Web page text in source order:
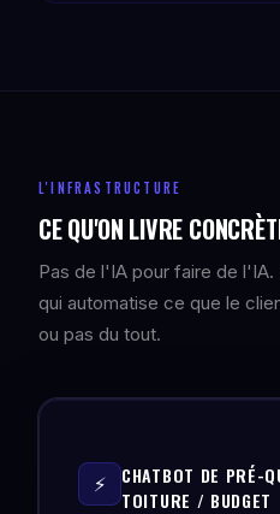
L'INFRASTRUCTURE
CE QU'ON LIVRE
Pas de l'IA pour faire de
qui automatise ce que le
ou pas du tout.
⚡
CHATBOT DE PRÉ-
TOITURE / BUDGET